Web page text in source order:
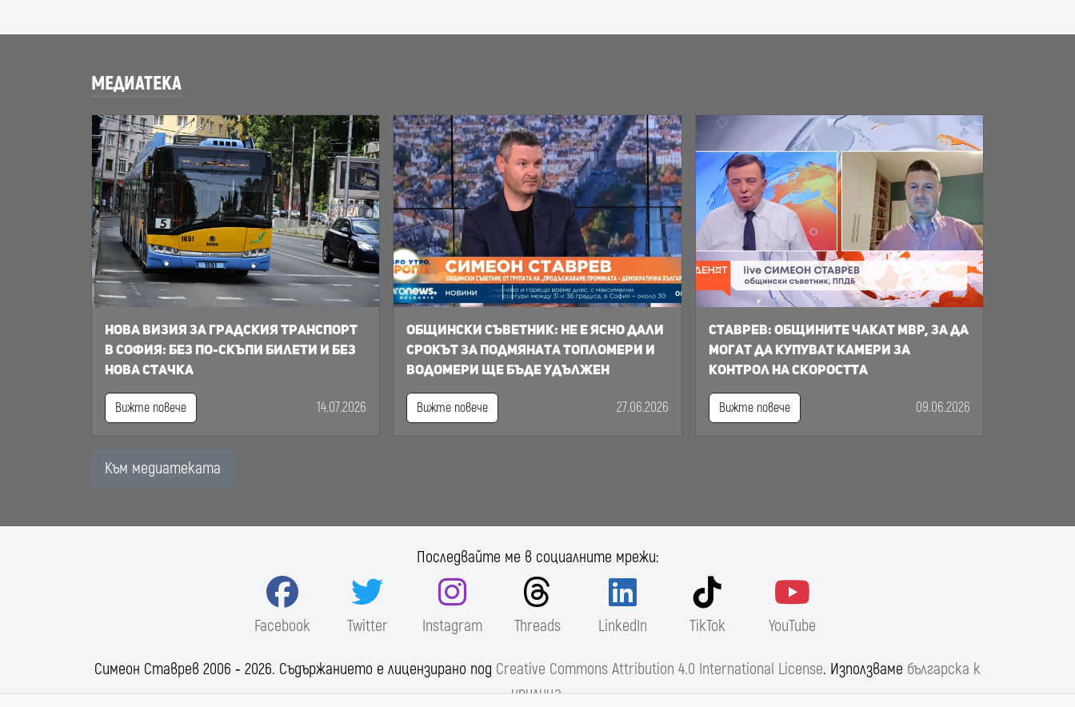
МЕДИАТЕКА
Нова визия за градския транспорт
в София: Без по-скъпи билети и без
нова стачка
Вижте повече 14.07.2026
Общински съветник: Не е ясно дали
срокът за подмяната топломери и
водомери ще бъде удължен
Вижте повече 27.06.2026
Ставрев: общините чакат МВР, за да
могат да купуват камери за
контрол на скоростта
Вижте повече 09.06.2026
Към медиатеката
Последвайте ме в социалните мрежи:
Facebook Twitter Instagram Threads LinkedIn TikTok YouTube
Симеон Ставрев 2006 ‐ 2026. Съдържанието е лицензирано под Creative Commons Attribution 4.0 International License. Използваме българска к
ирилица.